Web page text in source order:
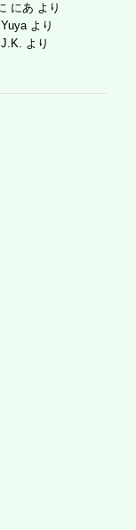
にあ より
Yuyaより
J.K. より